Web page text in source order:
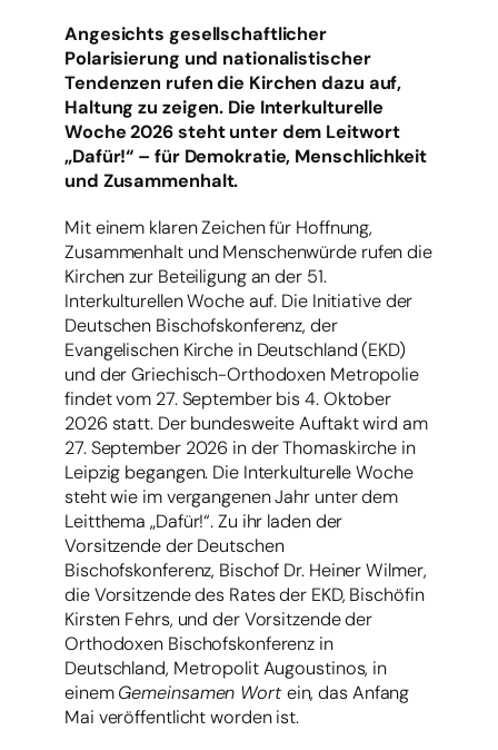
Angesichts gesellschaftlicher
Polarisierung und nationalistischer
Tendenzen rufen die Kirchen dazu auf,
Haltung zu zeigen. Die Interkulturelle
Woche 2026 steht unter dem Leitwort
„Dafür!“ – für Demokratie, Menschlichkeit
und Zusammenhalt.
Mit einem klaren Zeichen für Hoffnung,
Zusammenhalt und Menschenwürde rufen die
Kirchen zur Beteiligung an der 51.
Interkulturellen Woche auf. Die Initiative der
Deutschen Bischofskonferenz, der
Evangelischen Kirche in Deutschland (EKD)
und der Griechisch-Orthodoxen Metropolie
findet vom 27. September bis 4. Oktober
2026 statt. Der bundesweite Auftakt wird am
27. September 2026 in der Thomaskirche in
Leipzig begangen. Die Interkulturelle Woche
steht wie im vergangenen Jahr unter dem
Leitthema „Dafür!“. Zu ihr laden der
Vorsitzende der Deutschen
Bischofskonferenz, Bischof Dr. Heiner Wilmer,
die Vorsitzende des Rates der EKD, Bischöfin
Kirsten Fehrs, und der Vorsitzende der
Orthodoxen Bischofskonferenz in
Deutschland, Metropolit Augoustinos, in
einemGemeinsamen Wort ein, das Anfang
Mai veröffentlicht worden ist.